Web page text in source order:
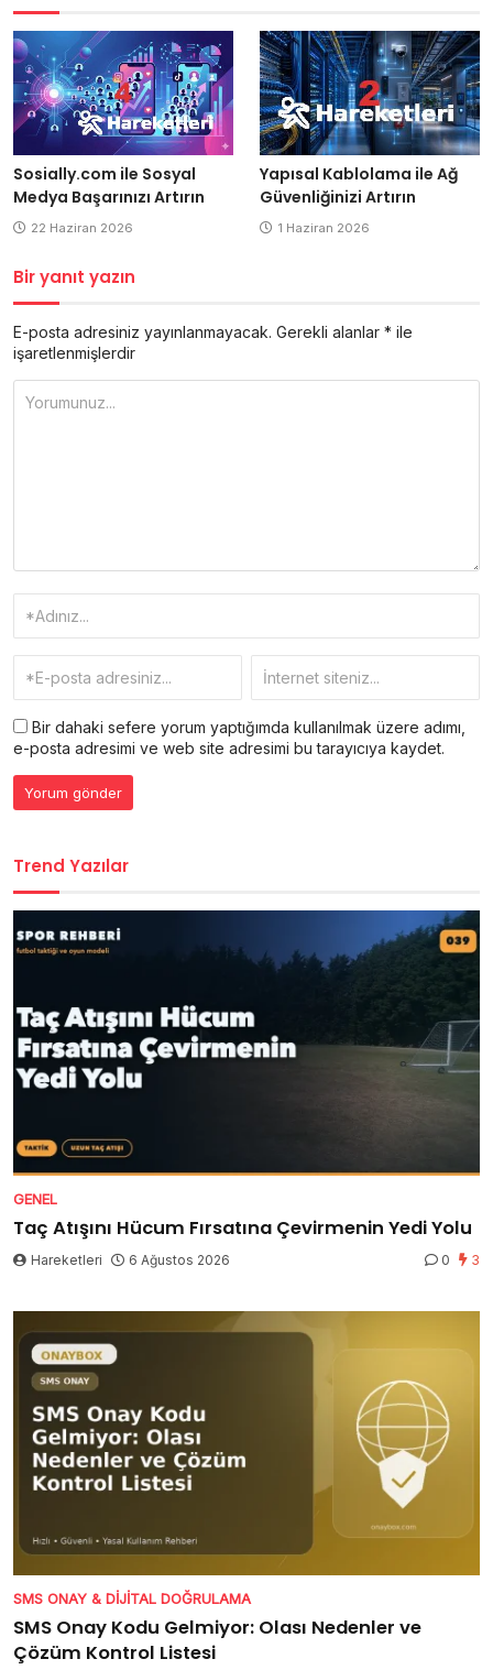
Sosially.com ile Sosyal
Medya Başarınızı Artırın
22 Haziran 2026
Yapısal Kablolama ile Ağ
Güvenliğinizi Artırın
1 Haziran 2026
Bir yanıt yazın
E-posta adresiniz yayınlanmayacak. Gerekli alanlar * ile
işaretlenmişlerdir
Bir dahaki sefere yorum yaptığımda kullanılmak üzere adımı,
e-posta adresimi ve web site adresimi bu tarayıcıya kaydet.
Trend Yazılar
GENEL
Taç Atışını Hücum Fırsatına Çevirmenin Yedi Yolu
Hareketleri 6 Ağustos 2026 0 3
SMS ONAY & DIJITAL DOĞRULAMA
SMS Onay Kodu Gelmiyor: Olası Nedenler ve
Çözüm Kontrol Listesi